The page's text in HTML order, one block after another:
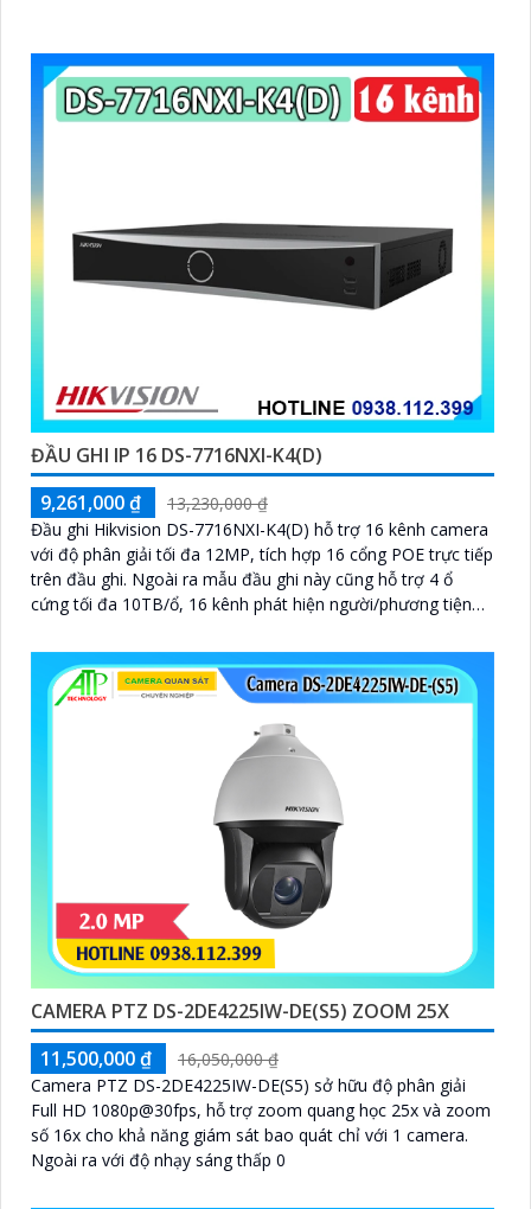
ĐẦU GHI IP 16 DS-7716NXI-K4(D)
9,261,000 ₫
13,230,000 ₫
Đầu ghi Hikvision DS-7716NXI-K4(D) hỗ trợ 16 kênh camera
với độ phân giải tối đa 12MP, tích hợp 16 cổng POE trực tiếp
trên đầu ghi. Ngoài ra mẫu đầu ghi này cũng hỗ trợ 4 ổ
cứng tối đa 10TB/ổ, 16 kênh phát hiện người/phương tiện
CAMERA PTZ DS-2DE4225IW-DE(S5) ZOOM 25X
11,500,000 ₫
16,050,000 ₫
Camera PTZ DS-2DE4225IW-DE(S5) sở hữu độ phân giải
Full HD 1080p@30fps, hỗ trợ zoom quang học 25x và zoom
số 16x cho khả năng giám sát bao quát chỉ với 1 camera.
Ngoài ra với độ nhạy sáng thấp 0